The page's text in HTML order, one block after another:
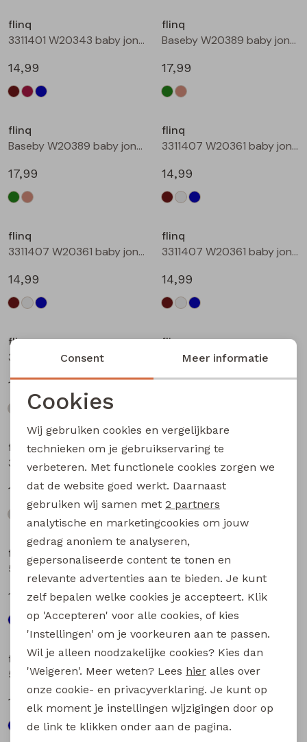
Bermuda's
flinq
3311401 W20343 baby jongens sweater Petrol
14,99
flinq
Baseby W20389 baby jongens vest Bottle
17,99
flinq
Baseby W20389 baby jongens vest Taupe
17,99
flinq
3311407 W20361 baby jongens sweater Bruin donker
14,99
flinq
3311407 W20361 baby jongens sweater Roest
14,99
flinq
3311407 W20361 baby jongens sweater Petrol
14,99
flinq
12,99
flinq
12,99
flinq
3311408 W20362 baby jongens sweater Blauw licht
12,99
flinq
17,99
flinq
506442BB W20263 baby jongens lange broek Denim black
17,99
16,99
flinq
506331BB W20264 baby jongens lange broek Denim black
16,99
flinq
16,99
Noodzakelijke cookies
Analytische cookies
Marketing cookies
Consent Meer informatie
Cookies
Wij gebruiken cookies en vergelijkbare
technieken om je gebruikservaring te
verbeteren. Met functionele cookies zorgen we
dat de website goed werkt. Daarnaast
gebruiken wij samen met 2 partners
analytische en marketingcookies om jouw
gedrag anoniem te analyseren,
gepersonaliseerde content te tonen en
relevante advertenties aan te bieden. Je kunt
zelf bepalen welke cookies je accepteert. Klik
op 'Accepteren' voor alle cookies, of kies
'Instellingen' om je voorkeuren aan te passen.
Wil je alleen noodzakelijke cookies? Kies dan
'Weigeren'. Meer weten? Lees hier alles over
onze cookie- en privacyverklaring. Je kunt op
elk moment je instellingen wijzigingen door op
de link te klikken onder aan de pagina.